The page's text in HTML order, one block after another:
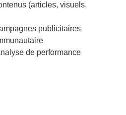
(articles, visuels,
publicitaires
de performance